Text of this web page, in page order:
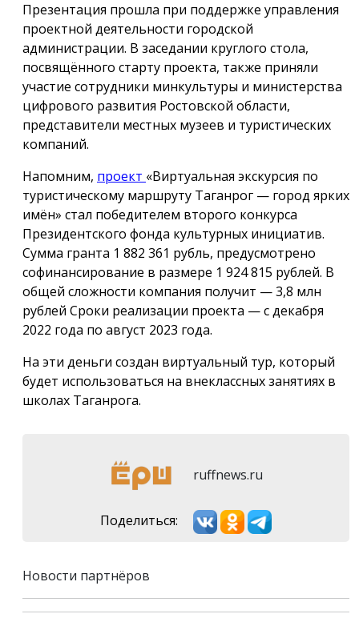
Презентация прошла при поддержке управления
проектной деятельности городской
администрации. В заседании круглого стола,
посвящённого старту проекта, также приняли
участие сотрудники минкультуры и министерства
цифрового развития Ростовской области,
представители местных музеев и туристических
компаний.
Напомним, проект «Виртуальная экскурсия по
туристическому маршруту Таганрог — город ярких
имён» стал победителем второго конкурса
Президентского фонда культурных инициатив.
Сумма гранта 1 882 361 рубль, предусмотрено
софинансирование в размере 1 924 815 рублей. В
общей сложности компания получит — 3,8 млн
рублей Сроки реализации проекта — с декабря
2022 года по август 2023 года.
На эти деньги создан виртуальный тур, который
будет использоваться на внеклассных занятиях в
школах Таганрога.
ruffnews.ru
Поделиться:
Новости партнёров